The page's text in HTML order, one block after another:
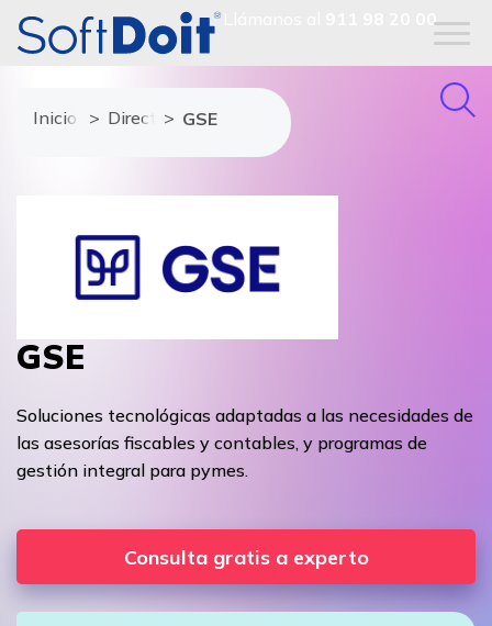
911 98 20 00
Inicio Directorio de proveedores
GSE
GSE
Soluciones tecnológicas adaptadas a las necesidades de
las asesorías fiscables y contables, y programas de
gestión integral para pymes.
Consulta gratis a experto